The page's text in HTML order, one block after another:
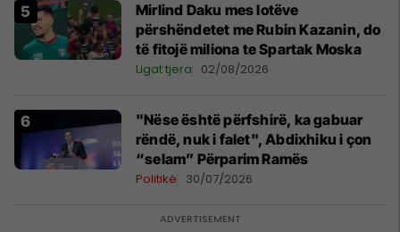
Mirlind Daku mes lotëve
përshëndetet me Rubin Kazanin, do
të fitojë miliona te Spartak Moska
Ligat tjera 02/08/2026
"Nëse është përfshirë, ka gabuar
rëndë, nuk i falet", Abdixhiku i çon
“selam” Përparim Ramës
Politikë 30/07/2026